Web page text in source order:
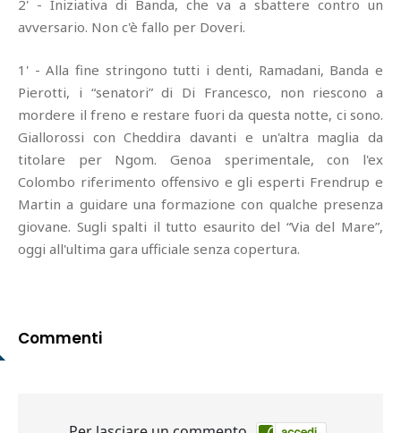
2' - Iniziativa di Banda, che va a sbattere contro un
avversario. Non c'è fallo per Doveri.
1' - Alla fine stringono tutti i denti, Ramadani, Banda e
Pierotti, i “senatori” di Di Francesco, non riescono a
mordere il freno e restare fuori da questa notte, ci sono.
Giallorossi con Cheddira davanti e un'altra maglia da
titolare per Ngom. Genoa sperimentale, con l'ex
Colombo riferimento offensivo e gli esperti Frendrup e
Martin a guidare una formazione con qualche presenza
giovane. Sugli spalti il tutto esaurito del “Via del Mare”,
oggi all'ultima gara ufficiale senza copertura.
Commenti